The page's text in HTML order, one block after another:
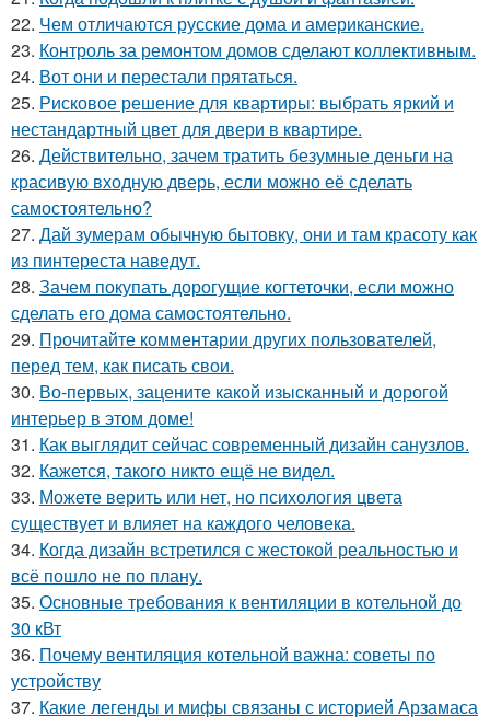
22. Чем отличаются русские дома и американские.
23. Контроль за ремонтом домов сделают коллективным.
24. Вот они и перестали прятаться.
25. Рисковое решение для квартиры: выбрать яркий и
нестандартный цвет для двери в квартире.
26. Действительно, зачем тратить безумные деньги на
красивую входную дверь, если можно её сделать
самостоятельно?
27. Дай зумерам обычную бытовку, они и там красоту как
из пинтереста наведут.
28. Зачем покупать дорогущие когтеточки, если можно
сделать его дома самостоятельно.
29. Прочитайте комментарии других пользователей,
перед тем, как писать свои.
30. Во-первых, зацените какой изысканный и дорогой
интерьер в этом доме!
31. Как выглядит сейчас современный дизайн санузлов.
32. Кажется, такого никто ещё не видел.
33. Можете верить или нет, но психология цвета
существует и влияет на каждого человека.
34. Когда дизайн встретился с жестокой реальностью и
всё пошло не по плану.
35. Основные требования к вентиляции в котельной до
30 кВт
36. Почему вентиляция котельной важна: советы по
устройству
37. Какие легенды и мифы связаны с историей Арзамаса